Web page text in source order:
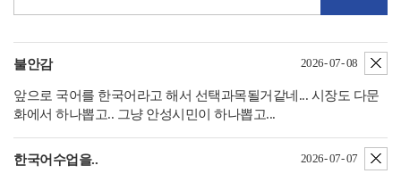
불안감 2026- 07- 08
앞으로 국어를 한국어라고 해서 선택과목될거같네... 시장도 다문
화에서 하나뽑고.. 그냥 안성시민이 하나뽑고...
한국어수업을.. 2026- 07- 07